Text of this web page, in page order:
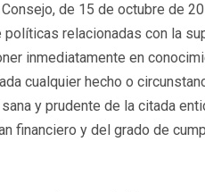
de 15 de octubre de
relacionadas con la
inmediatamente en
cualquier hecho o
y prudente de la citada
financiero y del grado de